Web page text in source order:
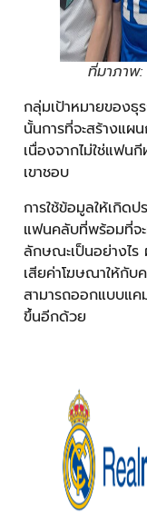
ที่มาภาพ
กลุ่มเป้าหมายของ
นั้นการที่จะสร้างแผ
เนื่องจากไม่ใช่แฟ
เขาชอบ
การใช้ข้อมูลให้เกิด
แฟนคลับที่พร้อมที่จ
ลักษณะเป็นอย่างไร
เสียค่าโฆษณาให้กับ
สามารถออกแบบแ
ขึ้นอีกด้วย